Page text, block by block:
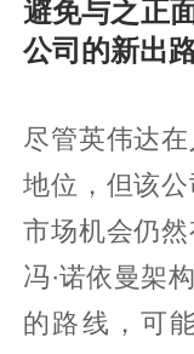
避免与之正
公司的新出
尽管英伟达
地位，但该公
市场机会仍
冯·诺依曼架
的路线，可